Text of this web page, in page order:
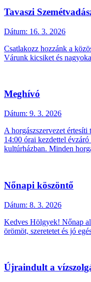
Tavaszi
Dátum: 16. 3. 2026
Csatlakozz hozzánk a
Várunk kicsiket és
Meghívó
Dátum: 9. 3. 2026
A horgászszervezet
14:00 órai kezdettel
kultúrházban. Minden
Nőnapi köszöntő
Dátum: 8. 3. 2026
Kedves Hölgyek! Nőnap
örömöt, szeretetet és jó
Újraindult a